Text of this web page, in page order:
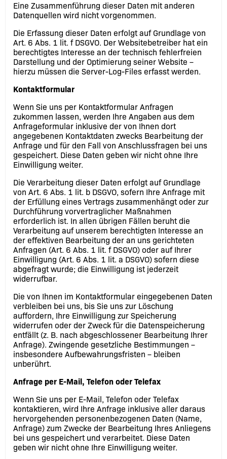
Eine Zusammenführung dieser Daten mit anderen
Datenquellen wird nicht vorgenommen.
Die Erfassung dieser Daten erfolgt auf Grundlage von
Art. 6 Abs. 1 lit. f DSGVO. Der Websitebetreiber hat ein
berechtigtes Interesse an der technisch fehlerfreien
Darstellung und der Optimierung seiner Website –
hierzu müssen die Server-Log-Files erfasst werden.
Kontaktformular
Wenn Sie uns per Kontaktformular Anfragen
zukommen lassen, werden Ihre Angaben aus dem
Anfrageformular inklusive der von Ihnen dort
angegebenen Kontaktdaten zwecks Bearbeitung der
Anfrage und für den Fall von Anschlussfragen bei uns
gespeichert. Diese Daten geben wir nicht ohne Ihre
Einwilligung weiter.
Die Verarbeitung dieser Daten erfolgt auf Grundlage
von Art. 6 Abs. 1 lit. b DSGVO, sofern Ihre Anfrage mit
der Erfüllung eines Vertrags zusammenhängt oder zur
Durchführung vorvertraglicher Maßnahmen
erforderlich ist. In allen übrigen Fällen beruht die
Verarbeitung auf unserem berechtigten Interesse an
der effektiven Bearbeitung der an uns gerichteten
Anfragen (Art. 6 Abs. 1 lit. f DSGVO) oder auf Ihrer
Einwilligung (Art. 6 Abs. 1 lit. a DSGVO) sofern diese
abgefragt wurde; die Einwilligung ist jederzeit
widerrufbar.
Die von Ihnen im Kontaktformular eingegebenen Daten
verbleiben bei uns, bis Sie uns zur Löschung
auffordern, Ihre Einwilligung zur Speicherung
widerrufen oder der Zweck für die Datenspeicherung
entfällt (z. B. nach abgeschlossener Bearbeitung Ihrer
Anfrage). Zwingende gesetzliche Bestimmungen –
insbesondere Aufbewahrungsfristen – bleiben
unberührt.
Anfrage per E-Mail, Telefon oder Telefax
Wenn Sie uns per E-Mail, Telefon oder Telefax
kontaktieren, wird Ihre Anfrage inklusive aller daraus
hervorgehenden personenbezogenen Daten (Name,
Anfrage) zum Zwecke der Bearbeitung Ihres Anliegens
bei uns gespeichert und verarbeitet. Diese Daten
geben wir nicht ohne Ihre Einwilligung weiter.